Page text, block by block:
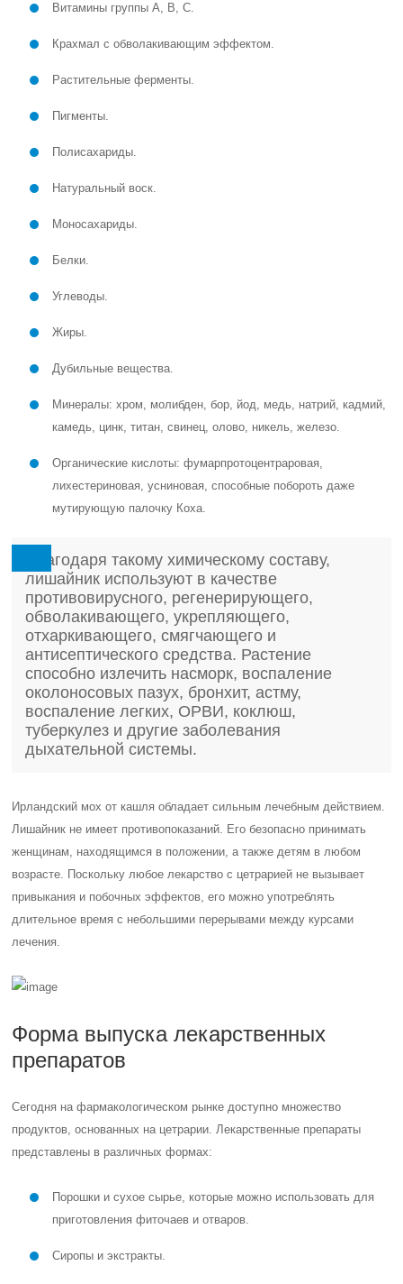
Витамины группы А, В, С.
Крахмал с обволакивающим эффектом.
Растительные ферменты.
Пигменты.
Полисахариды.
Натуральный воск.
Моносахариды.
Белки.
Углеводы.
Жиры.
Дубильные вещества.
Минералы: хром, молибден, бор, йод, медь, натрий, кадмий,
камедь, цинк, титан, свинец, олово, никель, железо.
Органические кислоты: фумарпротоцентраровая,
лихестериновая, усниновая, способные побороть даже
мутирующую палочку Коха.
Благодаря такому химическому составу,
лишайник используют в качестве
противовирусного, регенерирующего,
обволакивающего, укрепляющего,
отхаркивающего, смягчающего и
антисептического средства. Растение
способно излечить насморк, воспаление
околоносовых пазух, бронхит, астму,
воспаление легких, ОРВИ, коклюш,
туберкулез и другие заболевания
дыхательной системы.
Ирландский мох от кашля обладает сильным лечебным действием.
Лишайник не имеет противопоказаний. Его безопасно принимать
женщинам, находящимся в положении, а также детям в любом
возрасте. Поскольку любое лекарство с цетрарией не вызывает
привыкания и побочных эффектов, его можно употреблять
длительное время с небольшими перерывами между курсами
лечения.
Форма выпуска лекарственных
препаратов
Сегодня на фармакологическом рынке доступно множество
продуктов, основанных на цетрарии. Лекарственные препараты
представлены в различных формах:
Порошки и сухое сырье, которые можно использовать для
приготовления фиточаев и отваров.
Сиропы и экстракты.